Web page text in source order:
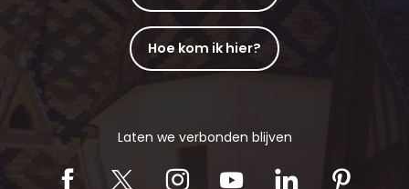
Hoe kom ik hier?
Laten we verbonden blijven